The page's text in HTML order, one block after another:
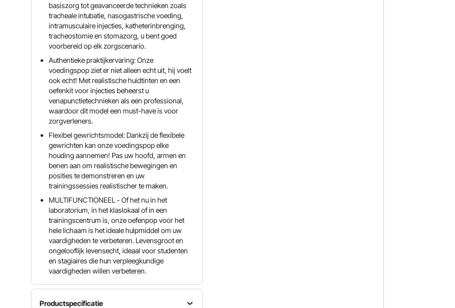
basiszorg tot geavanceerde technieken zoals
tracheale intubatie, nasogastrische voeding,
intramusculaire injecties, katheterinbrenging,
tracheostomie en stomazorg, u bent goed
voorbereid op elk zorgscenario.
Authentieke praktijkervaring: Onze
voedingspop ziet er niet alleen echt uit, hij voelt
ook echt! Met realistische huidtinten en een
oefenkit voor injecties beheerst u
venapunctietechnieken als een professional,
waardoor dit model een must-have is voor
zorgverleners.
Flexibel gewrichtsmodel: Dankzij de flexibele
gewrichten kan onze voedingspop elke
houding aannemen! Pas uw hoofd, armen en
benen aan om realistische bewegingen en
posities te demonstreren en uw
trainingssessies realistischer te maken.
MULTIFUNCTIONEEL - Of het nu in het
laboratorium, in het klaslokaal of in een
trainingscentrum is, onze oefenpop voor het
hele lichaam is het ideale hulpmiddel om uw
vaardigheden te verbeteren. Levensgroot en
ongelooflijk levensecht, ideaal voor studenten
en stagiaires die hun verpleegkundige
vaardigheden willen verbeteren.
Productspecificatie